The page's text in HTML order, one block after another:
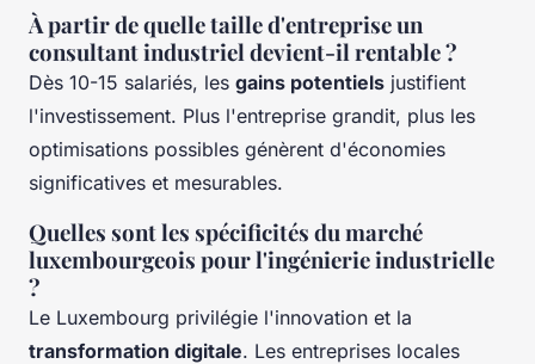
À partir de quelle taille d'entreprise un
consultant industriel devient-il rentable ?
Dès 10-15 salariés, les gains potentiels justifient
l'investissement. Plus l'entreprise grandit, plus les
optimisations possibles génèrent d'économies
significatives et mesurables.
Quelles sont les spécificités du marché
luxembourgeois pour l'ingénierie industrielle
?
Le Luxembourg privilégie l'innovation et la
transformation digitale. Les entreprises locales